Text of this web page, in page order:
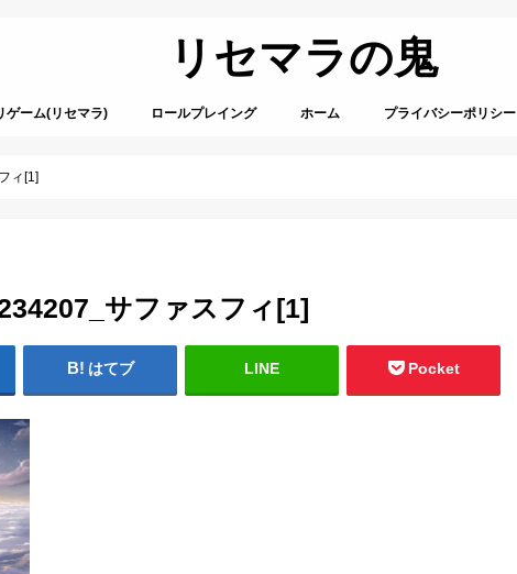
リセマラの鬼
ゲーム(リセマラ) ロールプレイング ホーム プライバシーポリシー
ィ[1]
サファスフィ[1]
はてブ LINE Pocket